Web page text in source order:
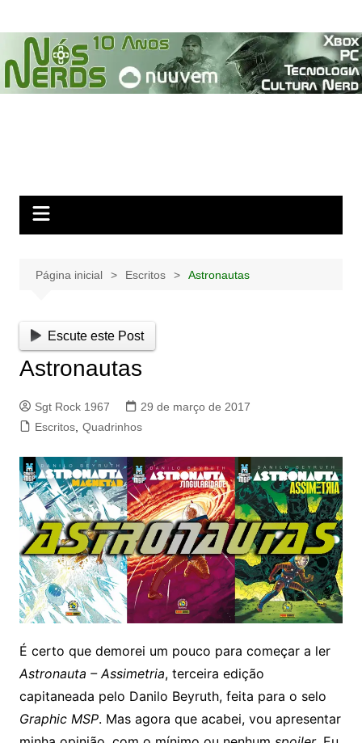
para
conteúdo
Página inicial Escritos Astronautas
Escute este Post
Astronautas
Sgt Rock 1967
29 de março de 2017
Escritos, Quadrinhos
É certo que demorei um pouco para começar a ler
Astronauta – Assimetria, terceira edição
capitaneada pelo Danilo Beyruth, feita para o selo
Graphic MSP. Mas agora que acabei, vou apresentar